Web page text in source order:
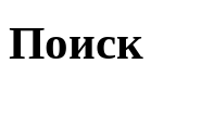
Поиск